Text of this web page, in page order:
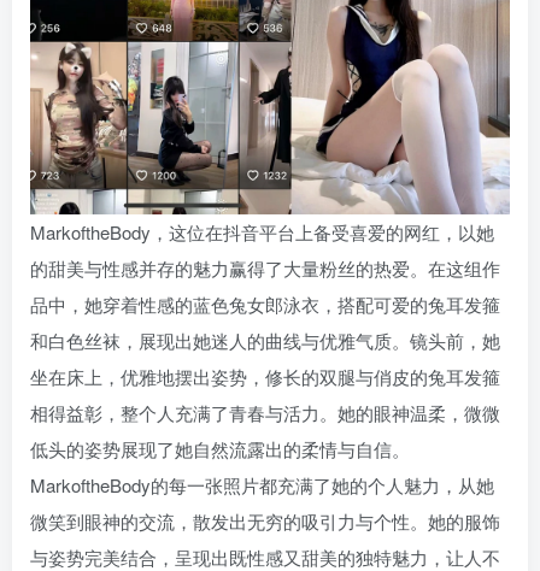
MarkoftheBody，这位在抖音平台上备受喜爱的网红，以她
的甜美与性感并存的魅力赢得了大量粉丝的热爱。在这组作
品中，她穿着性感的蓝色兔女郎泳衣，搭配可爱的兔耳发箍
和白色丝袜，展现出她迷人的曲线与优雅气质。镜头前，她
坐在床上，优雅地摆出姿势，修长的双腿与俏皮的兔耳发箍
相得益彰，整个人充满了青春与活力。她的眼神温柔，微微
低头的姿势展现了她自然流露出的柔情与自信。
MarkoftheBody的每一张照片都充满了她的个人魅力，从她
微笑到眼神的交流，散发出无穷的吸引力与个性。她的服饰
与姿势完美结合，呈现出既性感又甜美的独特魅力，让人不